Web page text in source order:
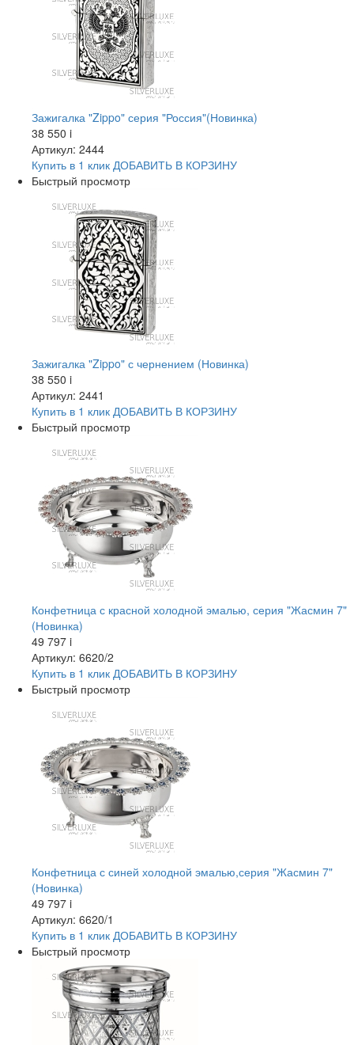
Зажигалка "Zippo" серия "Россия"(Новинка)
38 550 i
Артикул: 2444
Купить в 1 клик ДОБАВИТЬ В КОРЗИНУ
Быстрый просмотр
Зажигалка "Zippo" с чернением (Новинка)
38 550 i
Артикул: 2441
Купить в 1 клик ДОБАВИТЬ В КОРЗИНУ
Быстрый просмотр
Конфетница с красной холодной эмалью, серия "Жасмин 7"
(Новинка)
49 797 i
Артикул: 6620/2
Купить в 1 клик ДОБАВИТЬ В КОРЗИНУ
Быстрый просмотр
Конфетница с синей холодной эмалью,серия "Жасмин 7"
(Новинка)
49 797 i
Артикул: 6620/1
Купить в 1 клик ДОБАВИТЬ В КОРЗИНУ
Быстрый просмотр